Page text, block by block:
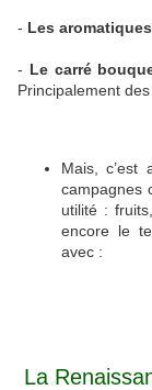
- Les
- Le carré
Principalement
Mais, c’est
campagnes
utilité :
encore le
avec :
La